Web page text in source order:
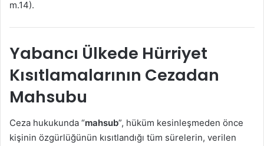
m.14).
Yabancı Ülkede Hürriyet
Kısıtlamalarının Cezadan
Mahsubu
Ceza hukukunda “mahsub”, hüküm kesinleşmeden önce
kişinin özgürlüğünün kısıtlandığı tüm sürelerin, verilen